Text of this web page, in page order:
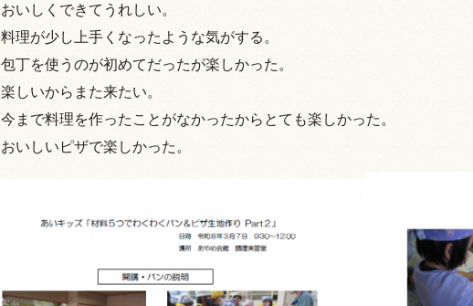
おいしくできてうれしい。
料理が少し上手くなったような気がする。
包丁を使うのが初めてだったが楽しかった。
楽しいからまた来たい。
今まで料理を作ったことがなかったからとても楽しかった。
おいしいピザで楽しかった。